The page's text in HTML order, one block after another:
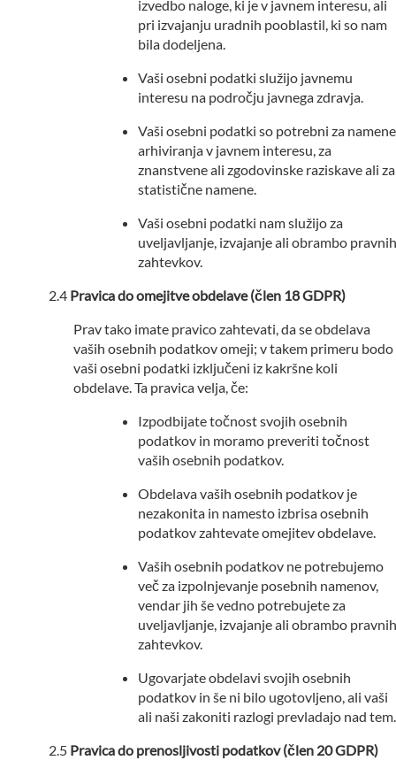
izvedbo naloge, ki je v javnem interesu, ali
pri izvajanju uradnih pooblastil, ki so nam
bila dodeljena.
Vaši osebni podatki služijo javnemu
interesu na področju javnega zdravja.
Vaši osebni podatki so potrebni za namene
arhiviranja v javnem interesu, za
znanstvene ali zgodovinske raziskave ali za
statistične namene.
Vaši osebni podatki nam služijo za
uveljavljanje, izvajanje ali obrambo pravnih
zahtevkov.
Pravica do omejitve obdelave (člen 18 GDPR)
Prav tako imate pravico zahtevati, da se obdelava
vaših osebnih podatkov omeji; v takem primeru bodo
vaši osebni podatki izključeni iz kakršne koli
obdelave. Ta pravica velja, če:
Izpodbijate točnost svojih osebnih
podatkov in moramo preveriti točnost
vaših osebnih podatkov.
Obdelava vaših osebnih podatkov je
nezakonita in namesto izbrisa osebnih
podatkov zahtevate omejitev obdelave.
Vaših osebnih podatkov ne potrebujemo
več za izpolnjevanje posebnih namenov,
vendar jih še vedno potrebujete za
uveljavljanje, izvajanje ali obrambo pravnih
zahtevkov.
Ugovarjate obdelavi svojih osebnih
podatkov in še ni bilo ugotovljeno, ali vaši
ali naši zakoniti razlogi prevladajo nad tem.
Pravica do prenosljivosti podatkov (člen 20 GDPR)